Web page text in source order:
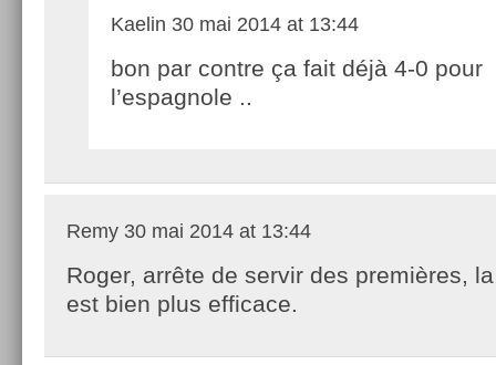
Kaelin 30 mai 2014 at 13:44
bon par contre ça fait déjà 4-0 pour
l’espagnole ..
Remy 30 mai 2014 at 13:44
Roger, arrête de servir des premières,
est bien plus efficace.